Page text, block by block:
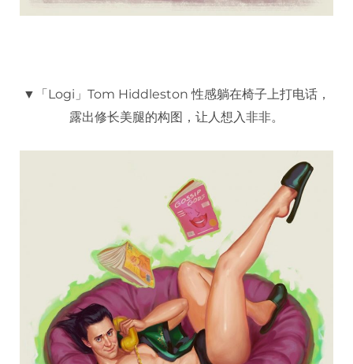
▼「Logi」Tom Hiddleston 性感躺在椅子上打电话，
露出修长美腿的构图，让人想入非非。